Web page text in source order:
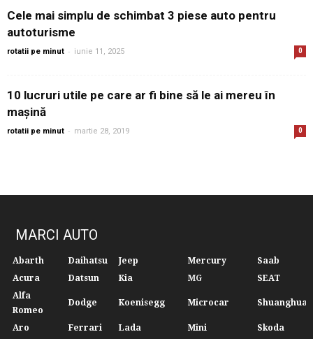
Cele mai simplu de schimbat 3 piese auto pentru
autoturisme
rotatii pe minut - iunie 11, 2025 0
10 lucruri utile pe care ar fi bine să le ai mereu în
mașină
rotatii pe minut - martie 28, 2019 0
MARCI AUTO
Abarth Daihatsu Jeep Mercury
Saab
Acura
Datsun Kia MG
SEAT
Alfa
Romeo
Dodge Koenisegg Microcar Shuanghuan
Aro Ferrari Lada Mini
Skoda